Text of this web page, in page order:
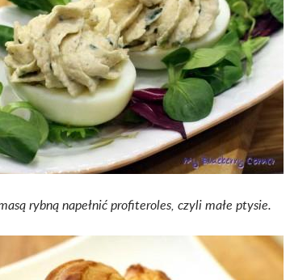
rybną napełnić profiteroles, czyli małe ptysie.